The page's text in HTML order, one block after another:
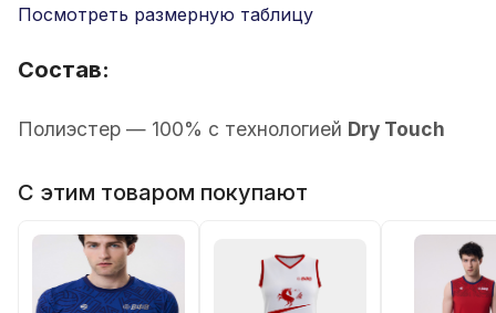
Посмотреть размерную таблицу
Состав:
Полиэстер — 100% с технологией Dry Touch
С этим товаром покупают